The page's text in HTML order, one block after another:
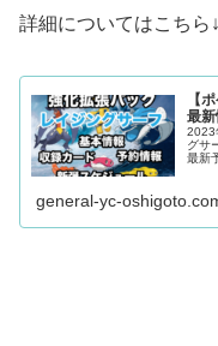
詳細についてはこちら↓
【
最新
2023
グサ
最新
general-yc-